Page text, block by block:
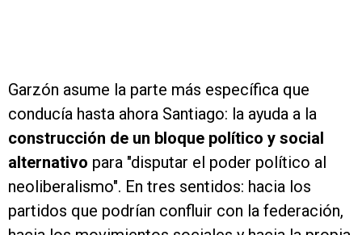
Garzón asume la parte más específica que
conducía hasta ahora Santiago: la ayuda a la
construcción de un bloque político y social
alternativo para "disputar el poder político al
neoliberalismo". En tres sentidos: hacia los
partidos que podrían confluir con la federación,